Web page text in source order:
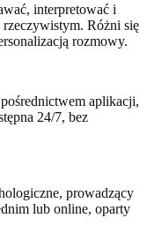
interpretować i
Różni się
rozmowy.
aplikacji,
24/7, bez
prowadzący
lub online, oparty